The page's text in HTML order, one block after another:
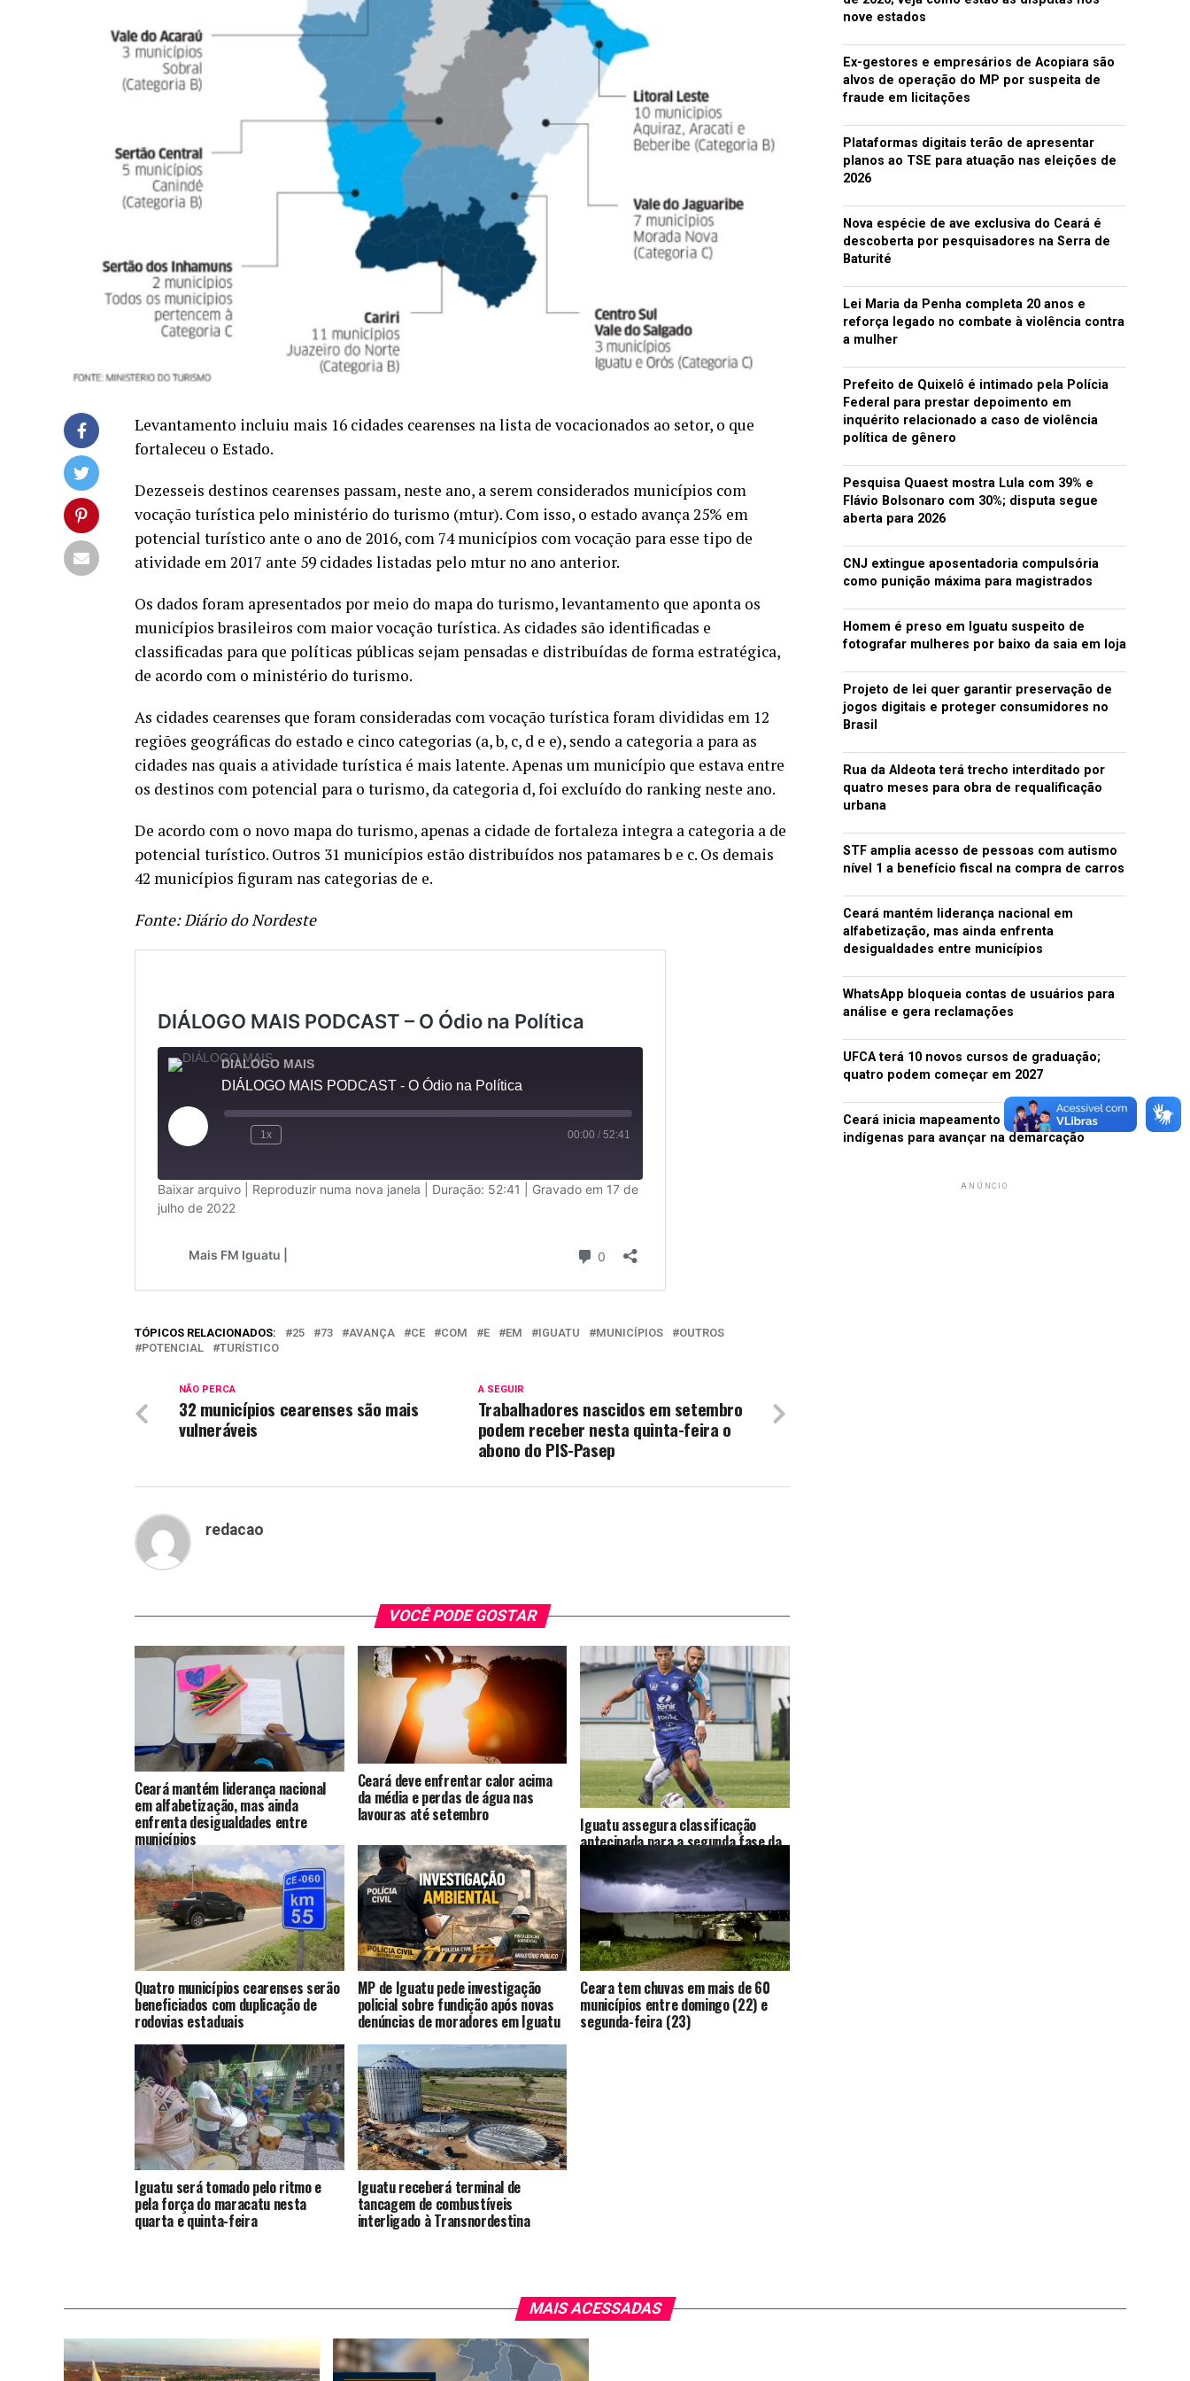
Levantamento incluiu mais 16 cidades cearenses na lista de vocacionados ao setor, o que
fortaleceu o Estado.
Dezesseis destinos cearenses passam, neste ano, a serem considerados municípios com
vocação turística pelo ministério do turismo (mtur). Com isso, o estado avança 25% em
potencial turístico ante o ano de 2016, com 74 municípios com vocação para esse tipo de
atividade em 2017 ante 59 cidades listadas pelo mtur no ano anterior.
Os dados foram apresentados por meio do mapa do turismo, levantamento que aponta os
municípios brasileiros com maior vocação turística. As cidades são identificadas e
classificadas para que políticas públicas sejam pensadas e distribuídas de forma estratégica,
de acordo com o ministério do turismo.
As cidades cearenses que foram consideradas com vocação turística foram divididas em 12
regiões geográficas do estado e cinco categorias (a, b, c, d e e), sendo a categoria a para as
cidades nas quais a atividade turística é mais latente. Apenas um município que estava entre
os destinos com potencial para o turismo, da categoria d, foi excluído do ranking neste ano.
De acordo com o novo mapa do turismo, apenas a cidade de fortaleza integra a categoria a de
potencial turístico. Outros 31 municípios estão distribuídos nos patamares b e c. Os demais
42 municípios figuram nas categorias de e.
Fonte: Diário do Nordeste
TÓPICOS RELACIONADOS: 25 73 AVANÇA CE COM E EM IGUATU MUNICÍPIOS
OUTROS
POTENCIAL
TURÍSTICO
A SEGUIR
Trabalhadores nascidos em setembro
podem receber nesta quinta-feira o
abono do PIS-Pasep
NÃO PERCA
32 municípios cearenses são mais
vulneráveis
redacao
VOCÊ PODE GOSTAR
Ceará mantém liderança nacional
em alfabetização, mas ainda
enfrenta desigualdades entre
municípios
Ceará deve enfrentar calor acima
da média e perdas de água nas
lavouras até setembro Iguatu assegura classificação
antecipada para a segunda fase da
Quatro municípios cearenses serão
beneficiados com duplicação de
rodovias estaduais
MP de Iguatu pede investigação
policial sobre fundição após novas
denúncias de moradores em Iguatu
Ceara tem chuvas em mais de 60
municípios entre domingo (22) e
segunda-feira (23)
Iguatu será tomado pelo ritmo e
pela força do maracatu nesta
quarta e quinta-feira
Iguatu receberá terminal de
tancagem de combustíveis
interligado à Transnordestina
nove estados
Ex-gestores e empresários de Acopiara são
alvos de operação do MP por suspeita de
fraude em licitações
Plataformas digitais terão de apresentar
planos ao TSE para atuação nas eleições de
2026
Nova espécie de ave exclusiva do Ceará é
descoberta por pesquisadores na Serra de
Baturité
Lei Maria da Penha completa 20 anos e
reforça legado no combate à violência contra
a mulher
Prefeito de Quixelô é intimado pela Polícia
Federal para prestar depoimento em
inquérito relacionado a caso de violência
política de gênero
Pesquisa Quaest mostra Lula com 39% e
Flávio Bolsonaro com 30%; disputa segue
aberta para 2026
CNJ extingue aposentadoria compulsória
como punição máxima para magistrados
Homem é preso em Iguatu suspeito de
fotografar mulheres por baixo da saia em loja
Projeto de lei quer garantir preservação de
jogos digitais e proteger consumidores no
Brasil
Rua da Aldeota terá trecho interditado por
quatro meses para obra de requalificação
urbana
STF amplia acesso de pessoas com autismo
nível 1 a benefício fiscal na compra de carros
Ceará mantém liderança nacional em
alfabetização, mas ainda enfrenta
desigualdades entre municípios
WhatsApp bloqueia contas de usuários para
análise e gera reclamações
UFCA terá 10 novos cursos de graduação;
quatro podem começar em 2027
Ceará inicia mapeamento de quatro terras
indígenas para avançar na demarcação
ANÚNCIO
MAIS ACESSADAS